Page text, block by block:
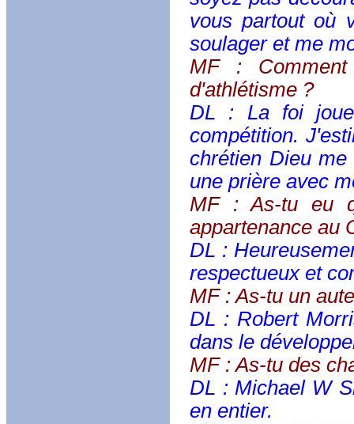
vous partout où
soulager et me
MF :
d'athlétisme ?
DL : La foi
compétition.
chrétien Dieu
une prière avec
MF : As-tu eu
appartenance au
DL :
respectueux et
MF : As-tu un
DL : Robert
dans le
MF : As-tu des
DL : Michael W
en entier.